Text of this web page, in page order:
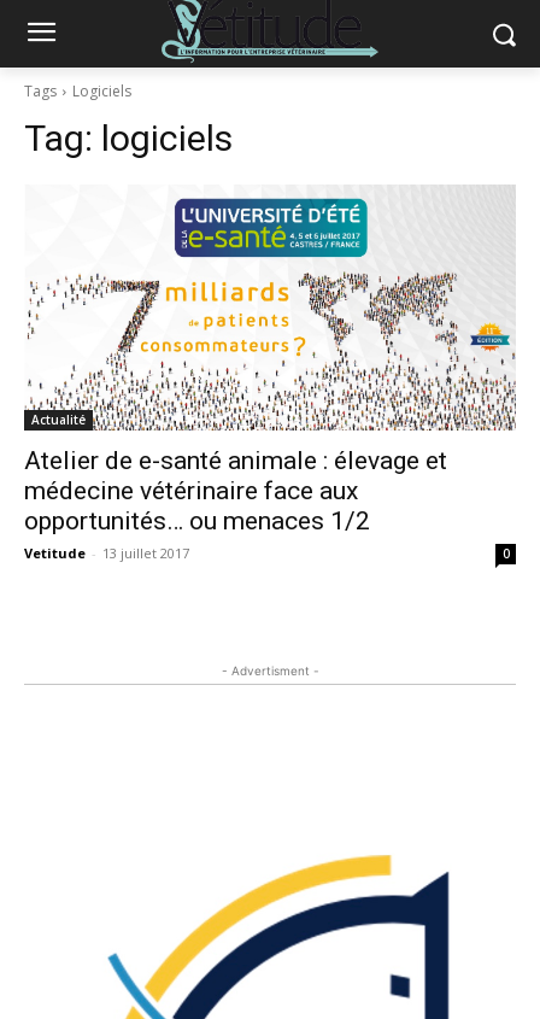
Tags Logiciels
Tag: logiciels
Actualité
Atelier de e-santé animale : élevage et
médecine vétérinaire face aux
opportunités… ou menaces 1/2
Vetitude - 13 juillet 2017 0
- Advertisment -